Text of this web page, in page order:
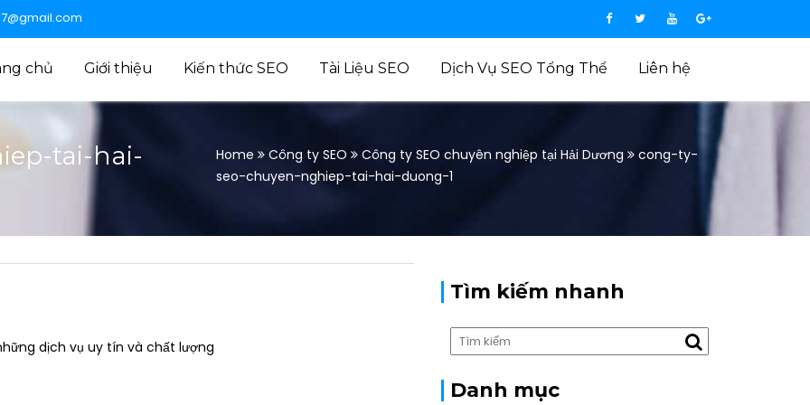
chủ Giới thiệu Kiến thức SEO Tài Liệu SEO Dịch Vụ SEO Tổng Thể Liên hệ
tai-hai-
Home Công ty SEO Công ty SEO chuyên nghiệp tại Hải Dương
cong-ty-
seo-chuyen-nghiep-tai-hai-duong-1
dịch vụ uy tín và chất lượng
Tìm kiếm nhanh
Danh mục